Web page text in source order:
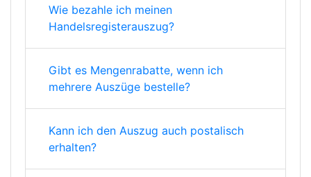
Wie bezahle ich meinen
Handelsregisterauszug?
Gibt es Mengenrabatte, wenn ich
mehrere Auszüge bestelle?
Kann ich den Auszug auch postalisch
erhalten?